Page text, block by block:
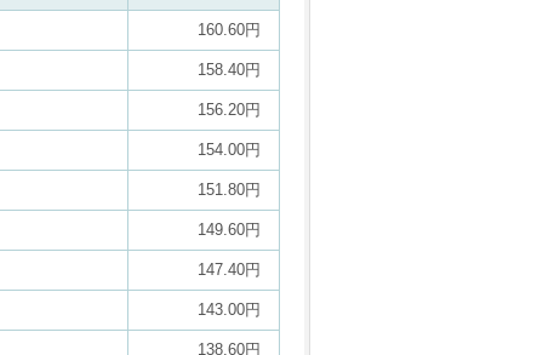
160.60円
158.40円
156.20円
154.00円
151.80円
149.60円
147.40円
143.00円
138.60円